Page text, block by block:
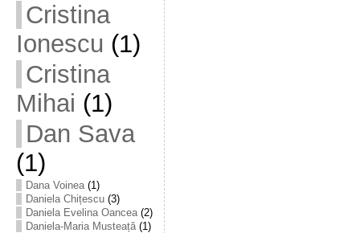
Cristina
Ionescu (1)
Cristina
Mihai (1)
Dan Sava
(1)
Dana Voinea(1)
Daniela Chițescu(3)
Daniela Evelina Oancea(2)
Daniela-Maria Musteață(1)